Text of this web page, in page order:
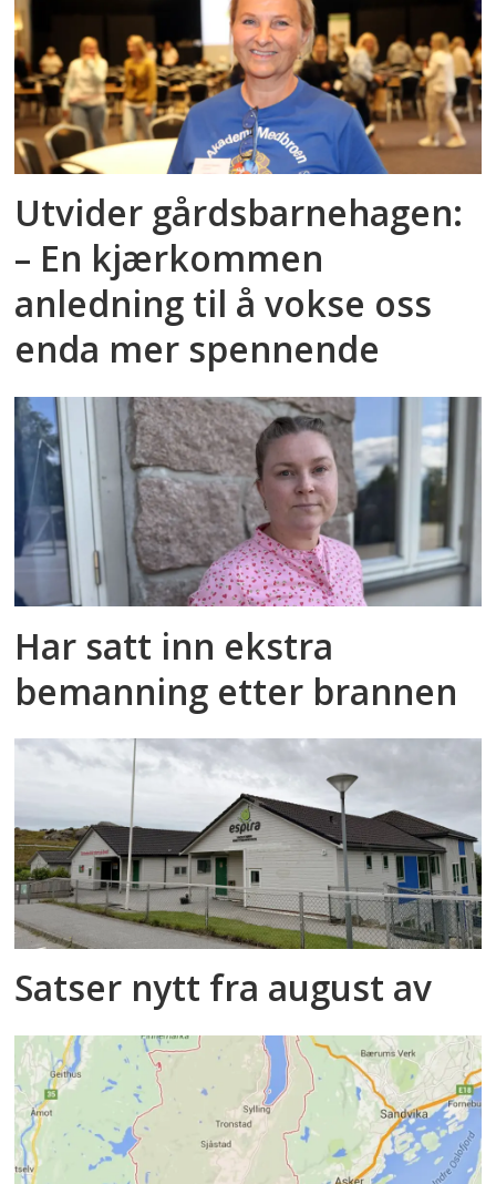
Utvider gårdsbarnehagen:
– En kjærkommen
anledning til å vokse oss
enda mer spennende
Har satt inn ekstra
bemanning etter brannen
Satser nytt fra august av